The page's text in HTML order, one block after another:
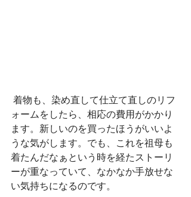
ォームをしたら、相応の費用がかかり
ます。新しいのを買ったほうがいいよ
うな気がします。でも、これを祖母も
着たんだなぁという時を経たストーリ
ーが重なっていて、なかなか手放せな
い気持ちになるのです。